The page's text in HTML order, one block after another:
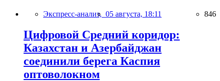
Экспресс-анализ, 05 августа, 18:11 846
Цифровой Средний коридор:
Казахстан и Азербайджан
соединили берега Каспия
оптоволокном